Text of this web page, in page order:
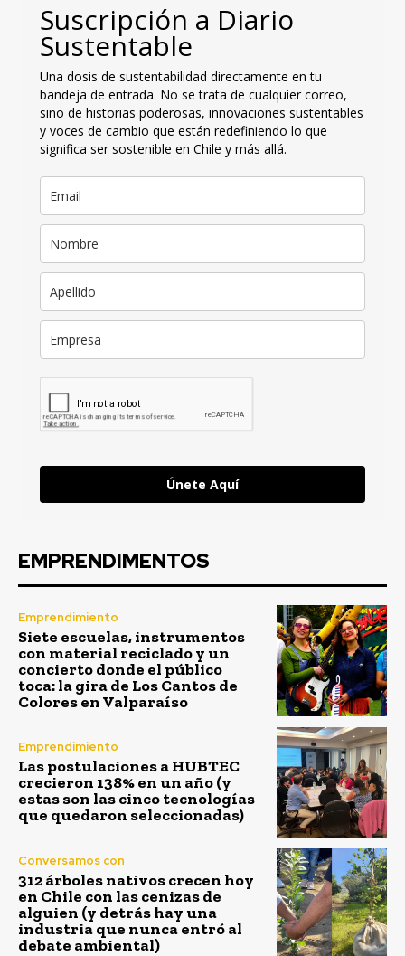
Suscripción a Diario
Sustentable
Una dosis de sustentabilidad directamente en tu
bandeja de entrada. No se trata de cualquier correo,
sino de historias poderosas, innovaciones sustentables
y voces de cambio que están redefiniendo lo que
significa ser sostenible en Chile y más allá.
Únete Aquí
EMPRENDIMENTOS
Emprendimiento
Siete escuelas, instrumentos
con material reciclado y un
concierto donde el público
toca: la gira de Los Cantos de
Colores en Valparaíso
Emprendimiento
Las postulaciones a HUBTEC
crecieron 138% en un año (y
estas son las cinco tecnologías
que quedaron seleccionadas)
Conversamos con
312 árboles nativos crecen hoy
en Chile con las cenizas de
alguien (y detrás hay una
industria que nunca entró al
debate ambiental)